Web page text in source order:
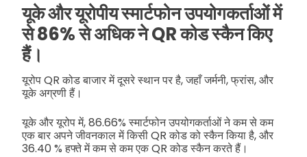
यूके और यूरोपीय स्मार्टफोन उपयोगकर्ताओं में
से 86% से अधिक ने QR कोड स्कैन किए
हैं।
यूरोप QR कोड बाजार में दूसरे स्थान पर है, जहाँ जर्मनी, फ्रांस, और
यूके अग्रणी हैं।
यूके और यूरोप में, 86.66% स्मार्टफोन उपयोगकर्ताओं ने कम से कम
एक बार अपने जीवनकाल में किसी QR कोड को स्कैन किया है, और
36.40 % हफ्ते में कम से कम एक QR कोड स्कैन करते हैं।